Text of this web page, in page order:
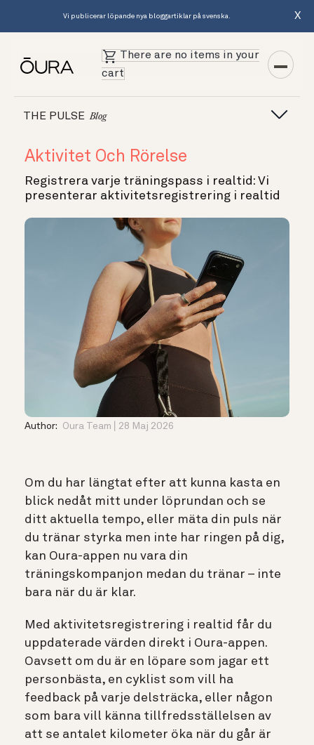
Vi publicerar löpande nya bloggartiklar på svenska. X
There are no items in your
cart
THE PULSE Blog
Aktivitet Och Rörelse
Registrera varje träningspass i realtid: Vi
presenterar aktivitetsregistrering i realtid
Author: Oura Team 28 Maj 2026
Om du har längtat efter att kunna kasta en
blick nedåt mitt under löprundan och se
ditt aktuella tempo, eller mäta din puls när
du tränar styrka men inte har ringen på dig,
kan Oura-appen nu vara din
träningskompanjon medan du tränar – inte
bara när du är klar.
Med aktivitetsregistrering i realtid får du
uppdaterade värden direkt i Oura-appen.
Oavsett om du är en löpare som jagar ett
personbästa, en cyklist som vill ha
feedback på varje delsträcka, eller någon
som bara vill känna tillfredsställelsen av
att se antalet kilometer öka när du går är